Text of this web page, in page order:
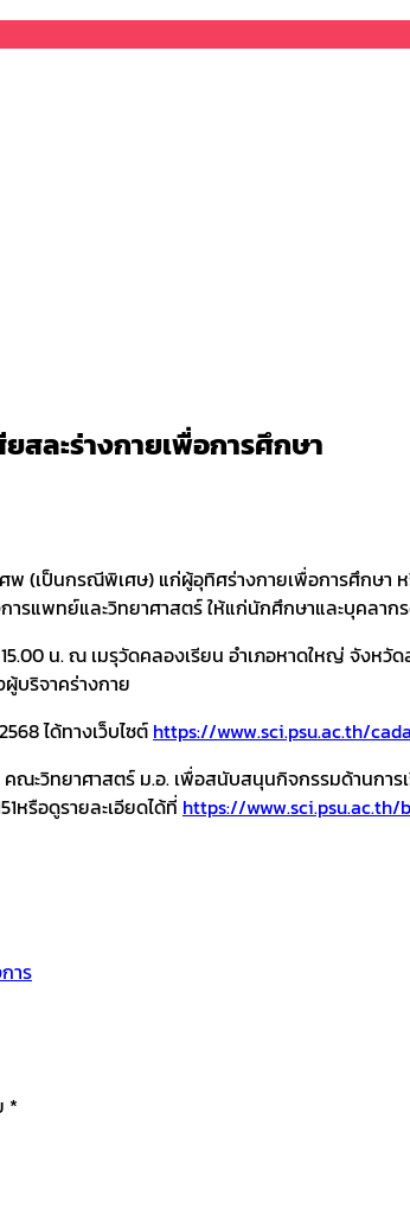
สละร่างกายเพื่อการศึกษา
(เป็นกรณีพิเศษ) แก่ผู้อุทิศร่างกายเพื่อการศึกษา
รแพทย์และวิทยาศาสตร์ ให้แก่นักศึกษาและบุคลาก
น. ณ เมรุวัดคลองเรียน อำเภอหาดใหญ่ จังห
บริจาคร่างกาย
ได้ทางเว็บไซต์ https://www.sci.psu.ac.th/
วิทยาศาสตร์ ม.อ. เพื่อสนับสนุนกิจกรรมด้านการ
หรือดูรายละเอียดได้ที่ https://
าร
*